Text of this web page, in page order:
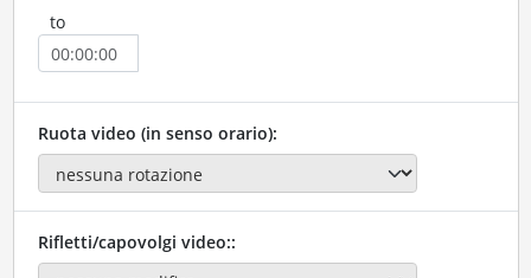
to
Ruota video (in senso orario):
Rifletti/capovolgi video::